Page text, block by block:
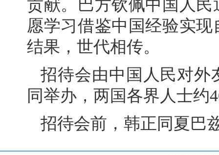
贡献。巴方钦佩中国人
愿学习借鉴中国经验实
结果，世代相传。
招待会由中国人民对外
同举办，两国各界人士约
招待会前，韩正同夏巴